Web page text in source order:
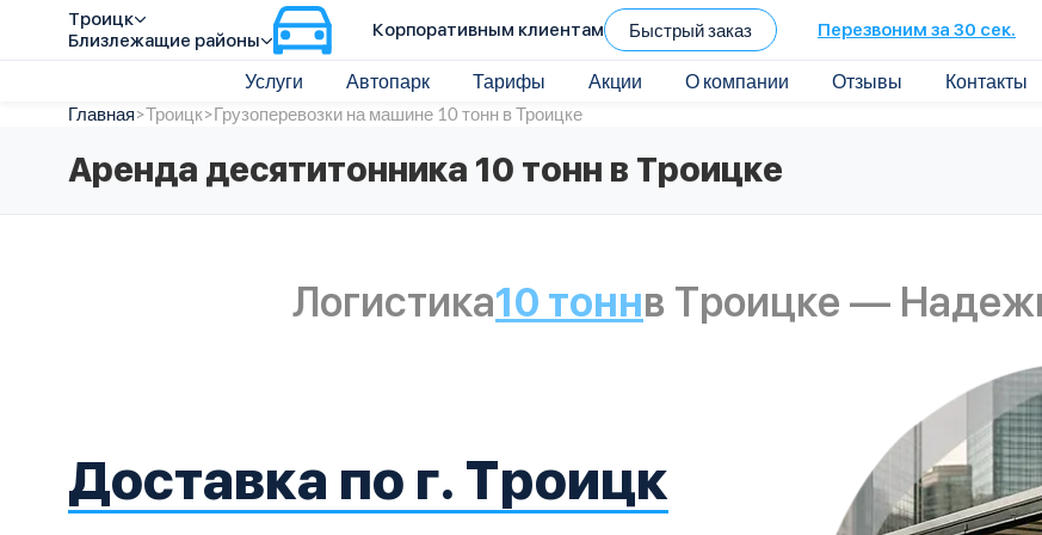
Троицк
Близлежащие районы
Корпоративным клиентам Быстрый заказ Перезвоним за 30 сек.
Услуги Автопарк Тарифы Акции О компании Отзывы Контакты
Главная>Троицк>Грузоперевозки на машине 10 тонн в Троицке
Аренда десятитонника 10 тонн в Троицке
Логистика10 тоннв Троицке —
Доставка по г. Троицк